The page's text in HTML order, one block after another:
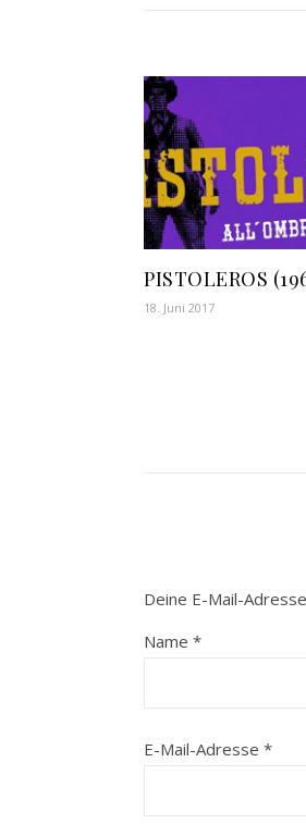
PISTOLEROS
18. Juni 2017
Deine E-Mail-
Name *
E-Mail-Adresse *